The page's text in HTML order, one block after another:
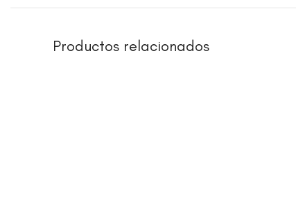
Productos relacionados